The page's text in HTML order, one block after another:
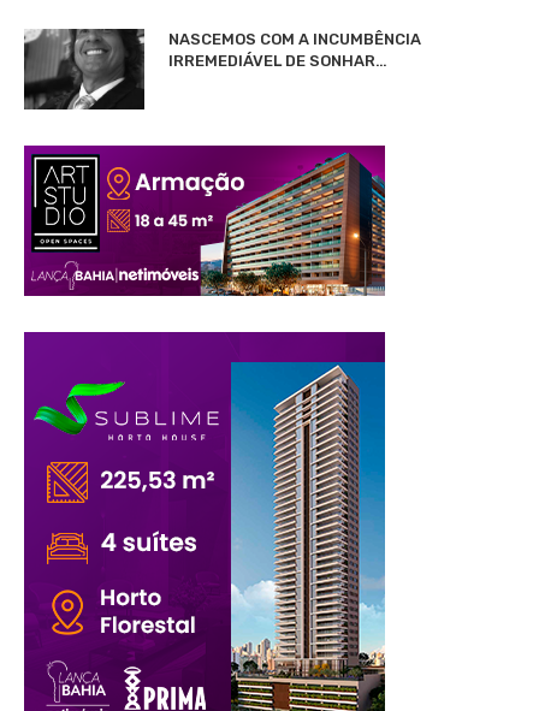
NASCEMOS COM A INCUMBÊNCIA
IRREMEDIÁVEL DE SONHAR…